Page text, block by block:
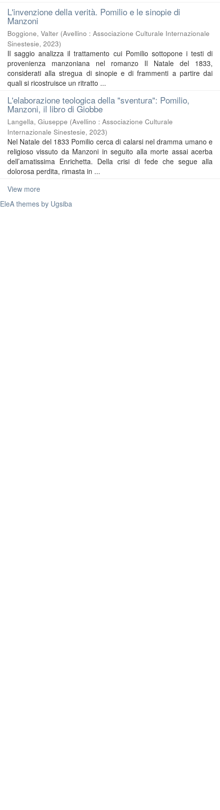
L'invenzione della verità. Pomilio e le sinopie di
Manzoni
Boggione, Valter (Avellino : Associazione Culturale Internazionale
Sinestesie, 2023)
Il saggio analizza il trattamento cui Pomilio sottopone i testi di
provenienza manzoniana nel romanzo Il Natale del 1833,
considerati alla stregua di sinopie e di frammenti a partire dai
quali si ricostruisce un ritratto ...
L'elaborazione teologica della "sventura": Pomilio,
Manzoni, il libro di Giobbe
Langella, Giuseppe (Avellino : Associazione Culturale
Internazionale Sinestesie, 2023)
Nel Natale del 1833 Pomilio cerca di calarsi nel dramma umano e
religioso vissuto da Manzoni in seguito alla morte assai acerba
dell’amatissima Enrichetta. Della crisi di fede che segue alla
dolorosa perdita, rimasta in ...
View more
EleA themes by Ugsiba